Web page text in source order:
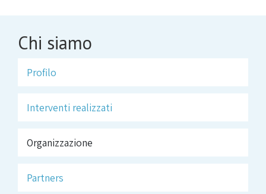
Chi siamo
Profilo
Interventi realizzati
Organizzazione
Partners